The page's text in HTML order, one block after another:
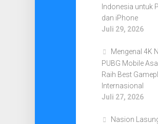
Indonesia untuk
dan iPhone
Juli 29, 2026
Mengenal 4K
PUBG Mobile
Raih Best
Internasional
Juli 27, 2026
Nasion